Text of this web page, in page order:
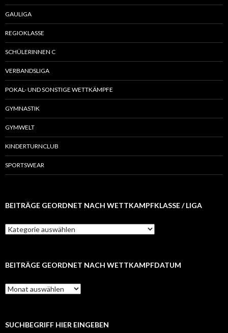
GAULIGA
REGIOKLASSE
SCHÜLERINNEN C
VERBANDSLIGA
POKAL- UND SONSTIGE WETTKÄMPFE
GYMNASTIK
GYMWELT
KINDERTURNCLUB
SPORTSWEAR
BEITRÄGE GEORDNET NACH WETTKAMPFKLASSE / LIGA
B
e
r
g
e
r
BEITRÄGE GEORDNET NACH WETTKAMPFDATUM
B
e
r
SUCHBEGRIFF HIER EINGEBEN